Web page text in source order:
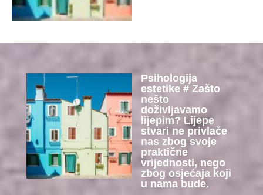
Psihologija
estetike # Zašto
nešto
doživljavamo
lijepim? Lijepe
stvari ne privlače
nas zbog svoje
praktične
vrijednosti, nego
zbog osjećaja koji
u nama bude.